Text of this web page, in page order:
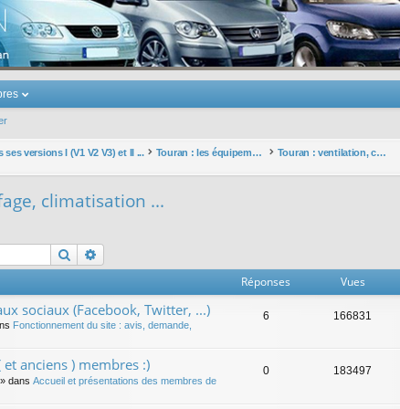
Touran
versions I (V1 V2 V3) et II ... Touran : les équipements électriques et électroniques Touran : ventilation, chauffage, climatisation ...
climatisation ...
Rechercher
Réponses Vues
sociaux (Facebook, Twitter, ...)
Fonctionnement du site : avis, demande,
6 166831
anciens ) membres :)
» dans Accueil et présentations des membres de
0 183497